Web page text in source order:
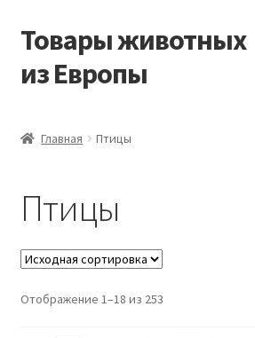
Перейти
навигации
Перейти
содержимому
Товары животных
из Европы
Заказать доставку корма из Германии
Контакты
Корзина
Главная Птицы
Птицы
Отображение 1–18 из 253